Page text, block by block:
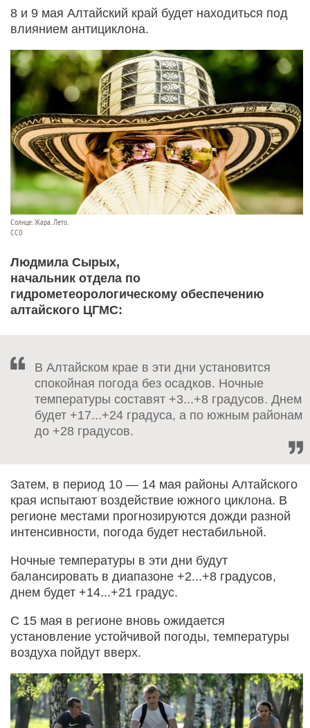
8 и 9 мая Алтайский край будет находиться под
влиянием антициклона.
Солнце. Жара. Лето.
СС0
Людмила Сырых,
начальник отдела по
гидрометеорологическому обеспечению
алтайского ЦГМС:
В Алтайском крае в эти дни установится
спокойная погода без осадков. Ночные
температуры составят +3...+8 градусов. Днем
будет +17...+24 градуса, а по южным районам
до +28 градусов.
Затем, в период 10 — 14 мая районы Алтайского
края испытают воздействие южного циклона. В
регионе местами прогнозируются дожди разной
интенсивности, погода будет нестабильной.
Ночные температуры в эти дни будут
балансировать в диапазоне +2...+8 градусов,
днем будет +14...+21 градус.
С 15 мая в регионе вновь ожидается
установление устойчивой погоды, температуры
воздуха пойдут вверх.